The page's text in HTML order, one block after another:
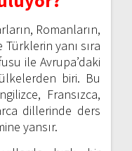
Romanların,
yanı sıra
ile Avrupa’daki
biri. Bu
Fransızca,
dillerinde ders
yansır.